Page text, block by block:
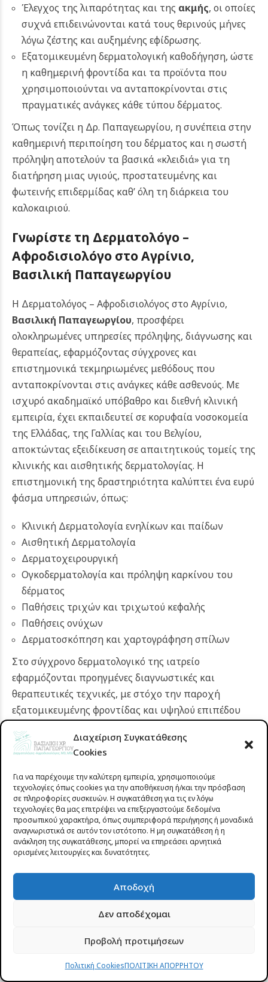
Διαχείριση Συγκατάθεσης
Cookies
Για να παρέχουμε την καλύτερη εμπειρία, χρησιμοποιούμε
τεχνολογίες όπως cookies για την αποθήκευση ή/και την πρόσβαση
σε πληροφορίες συσκευών. Η συγκατάθεση για τις εν λόγω
τεχνολογίες θα μας επιτρέψει να επεξεργαστούμε δεδομένα
προσωπικού χαρακτήρα, όπως συμπεριφορά περιήγησης ή μοναδικά
αναγνωριστικά σε αυτόν τον ιστότοπο. Η μη συγκατάθεση ή η
ανάκληση της συγκατάθεσης, μπορεί να επηρεάσει αρνητικά
ορισμένες λειτουργίες και δυνατότητες.
Αποδοχή
Δεν αποδέχομαι
Προβολή προτιμήσεων
Πολιτική CookiesΠΟΛΙΤΙΚΗ ΑΠΟΡΡΗΤΟΥ
Έλεγχος της λιπαρότητας και της ακμής, οι οποίες
συχνά επιδεινώνονται κατά τους θερινούς μήνες
λόγω ζέστης και αυξημένης εφίδρωσης.
Εξατομικευμένη δερματολογική καθοδήγηση, ώστε
η καθημερινή φροντίδα και τα προϊόντα που
χρησιμοποιούνται να ανταποκρίνονται στις
πραγματικές ανάγκες κάθε τύπου δέρματος.
Όπως τονίζει η Δρ. Παπαγεωργίου, η συνέπεια στην
καθημερινή περιποίηση του δέρματος και η σωστή
πρόληψη αποτελούν τα βασικά «κλειδιά» για τη
διατήρηση μιας υγιούς, προστατευμένης και
φωτεινής επιδερμίδας καθ’ όλη τη διάρκεια του
καλοκαιριού.
Γνωρίστε τη Δερματολόγο –
Αφροδισιολόγο στο Αγρίνιο,
Βασιλική Παπαγεωργίου
Η Δερματολόγος – Αφροδισιολόγος στο Αγρίνιο,
Βασιλική Παπαγεωργίου, προσφέρει
ολοκληρωμένες υπηρεσίες πρόληψης, διάγνωσης και
θεραπείας, εφαρμόζοντας σύγχρονες και
επιστημονικά τεκμηριωμένες μεθόδους που
ανταποκρίνονται στις ανάγκες κάθε ασθενούς. Με
ισχυρό ακαδημαϊκό υπόβαθρο και διεθνή κλινική
εμπειρία, έχει εκπαιδευτεί σε κορυφαία νοσοκομεία
της Ελλάδας, της Γαλλίας και του Βελγίου,
αποκτώντας εξειδίκευση σε απαιτητικούς τομείς της
κλινικής και αισθητικής δερματολογίας. Η
επιστημονική της δραστηριότητα καλύπτει ένα ευρύ
φάσμα υπηρεσιών, όπως:
Κλινική Δερματολογία ενηλίκων και παίδων
Αισθητική Δερματολογία
Δερματοχειρουργική
Ογκοδερματολογία και πρόληψη καρκίνου του
δέρματος
Παθήσεις τριχών και τριχωτού κεφαλής
Παθήσεις ονύχων
Δερματοσκόπηση και χαρτογράφηση σπίλων
Στο σύγχρονο δερματολογικό της ιατρείο
εφαρμόζονται προηγμένες διαγνωστικές και
θεραπευτικές τεχνικές, με στόχο την παροχή
εξατομικευμένης φροντίδας και υψηλού επιπέδου
περιλαμβάνονται:
Δερματοσκόπηση για την έγκαιρη διάγνωση
δερματικών βλαβών
Θεραπείες με ιατρικά laser τελευταίας τεχνολογίας
Σύγχρονες αισθητικές και ενέσιμες θεραπείες
Εξειδικευμένες θεραπείες αναζωογόνησης και
βελτίωσης της ποιότητας του δέρματος
Επικοινωνήστε με τη Δερματολόγο
Βασιλική Παπαγεωργίου
Η υγεία και η σωστή φροντίδα της επιδερμίδας δεν
περιορίζονται μόνο στους καλοκαιρινούς μήνες,
πρόληψη, την προστασία και τη διατήρηση της